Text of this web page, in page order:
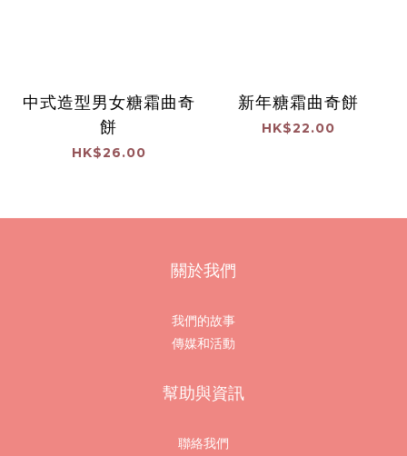
中式造型男女糖霜曲奇
餅
HK$26.00
新年糖霜曲奇餅
HK$22.00
關於我們
我們的故事
傳媒和活動
幫助與資訊
聯絡我們